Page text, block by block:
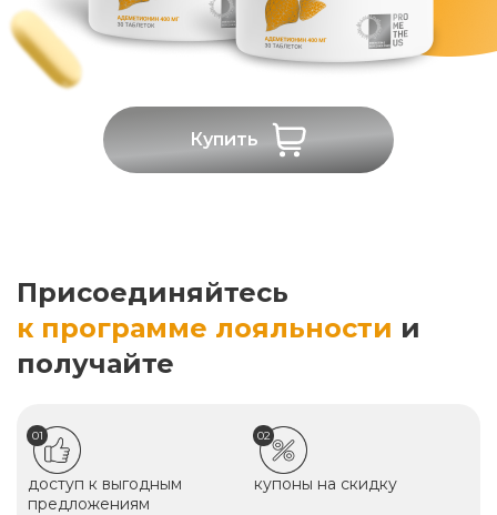
Купить
Присоединяйтесь
к программе лояльности и
получайте
01
доступ к выгодным
предложениям
02
купоны на скидку